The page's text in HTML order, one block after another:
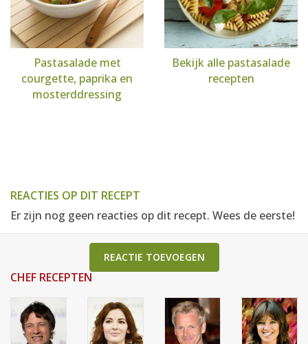
Pastasalade met
courgette, paprika en
mosterddressing
Bekijk alle pastasalade
recepten
REACTIES OP DIT RECEPT
Er zijn nog geen reacties op dit recept. Wees de eerste!
REACTIE TOEVOEGEN
CHEF RECEPTEN